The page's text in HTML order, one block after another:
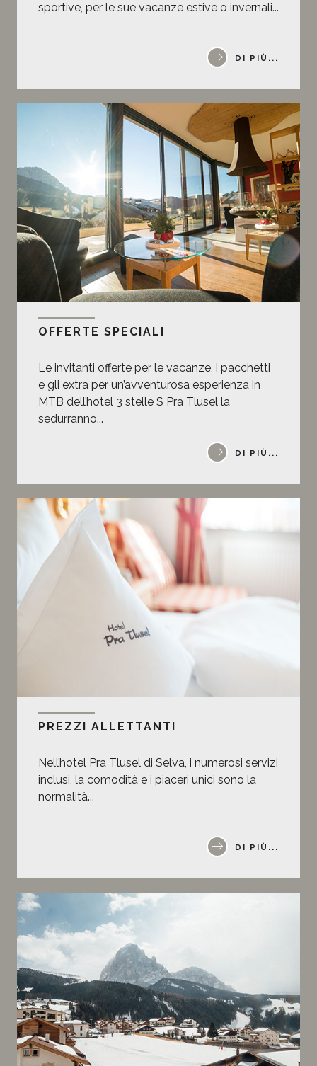
sportive, per le sue vacanze estive o invernali...
DI PIÙ...
OFFERTE SPECIALI
Le invitanti offerte per le vacanze, i pacchetti
e gli extra per un’avventurosa esperienza in
MTB dell’hotel 3 stelle S Pra Tlusel la
sedurranno...
DI PIÙ...
PREZZI ALLETTANTI
Nell’hotel Pra Tlusel di Selva, i numerosi servizi
inclusi, la comodità e i piaceri unici sono la
normalità...
DI PIÙ...